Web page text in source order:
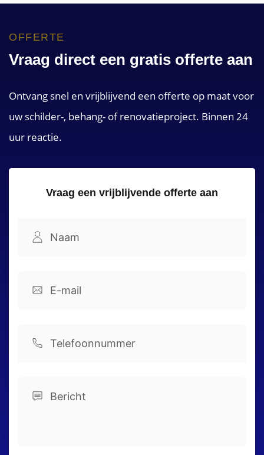
OFFERTE
Vraag direct een gratis offerte aan
Ontvang snel en vrijblijvend een offerte op maat voor
uw schilder-, behang- of renovatieproject. Binnen 24
uur reactie.
Vraag een vrijblijvende offerte aan
(Vereist)
(Vereist)
(Vereist)